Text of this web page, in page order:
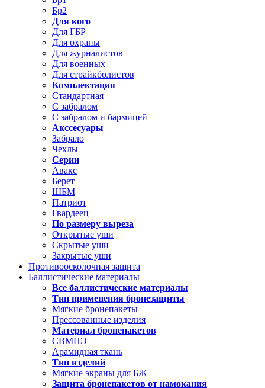
Бр2
Для кого
Для ГБР
Для охраны
Для журналистов
Для военных
Для страйкболистов
Комплектация
Стандартная
С забралом
С забралом и бармицей
Акссесуары
Забрало
Чехлы
Серии
Авакс
Берет
ШБМ
Патриот
Гвардеец
По размеру выреза
Открытые уши
Скрытые уши
Закрытые уши
Противоосколочная защита
Баллистические материалы
Все баллистические материалы
Тип применения бронезащиты
Мягкие бронепакеты
Прессованные изделия
Материал бронепакетов
СВМПЭ
Арамидная ткань
Тип изделий
Мягкие экраны для БЖ
Защита бронепакетов от намокания